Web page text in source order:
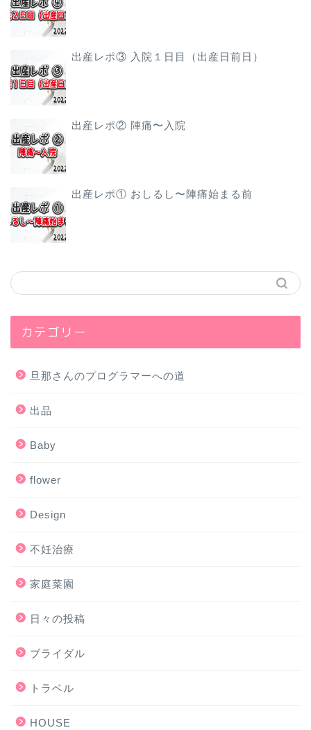
出産レポ③ 入院１日目（出産日前日）
出産レポ② 陣痛〜入院
出産レポ① おしるし〜陣痛始まる前
カテゴリー
旦那さんのプログラマーへの道
出品
Baby
flower
Design
不妊治療
家庭菜園
日々の投稿
ブライダル
トラベル
HOUSE